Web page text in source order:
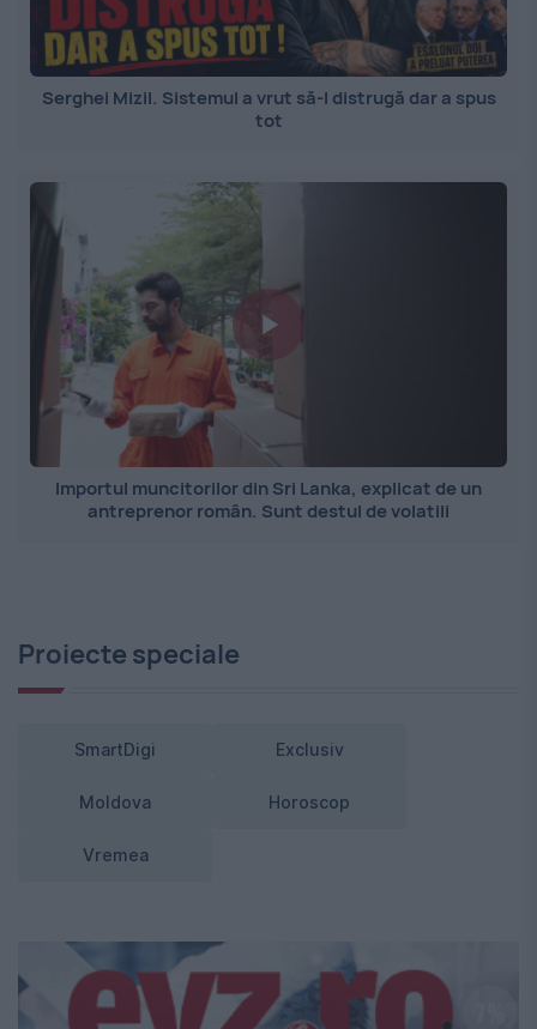
Serghei Mizil. Sistemul a vrut să-l distrugă dar a spus
tot
Importul muncitorilor din Sri Lanka, explicat de un
antreprenor român. Sunt destul de volatili
Proiecte speciale
SmartDigi Exclusiv
Moldova Horoscop
Vremea